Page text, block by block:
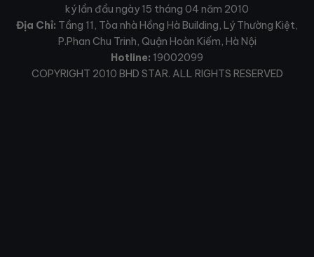
ký lần đầu ngày 15 tháng 04 năm 2010
Địa Chỉ: Tầng 11, Tòa nhà Hồng Hà Building, Lý Thường Kiệt,
P.Phan Chu Trinh, Quận Hoàn Kiếm, Hà Nội
Hotline: 19002099
COPYRIGHT 2010 BHD STAR. ALL RIGHTS RESERVED